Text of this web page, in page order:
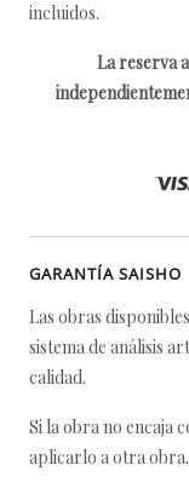
incluidos.
La reserva
GARANTÍA SAISHO
Las obras
sistema de análisis
calidad.
Si la obra no encaja
aplicarlo a otra obra.